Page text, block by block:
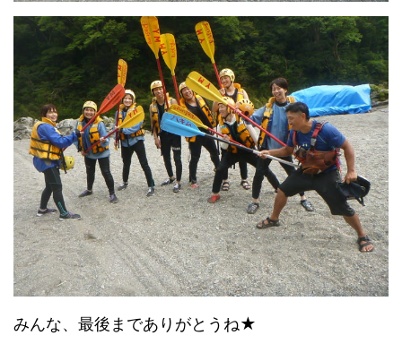
みんな、最後までありがとうね★